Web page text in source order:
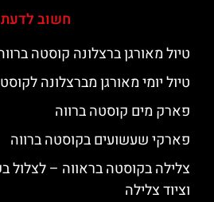
חשוב לדעת
טיול מאורגן ברצלונה קוסטה
טיול יומי מאורגן מברצלונה
פארק מים קוסטה ברווה
פארקי שעשועים בקוסטה ברווה
צלילה בקוסטה בראווה – לצלול
וציוד צלילה